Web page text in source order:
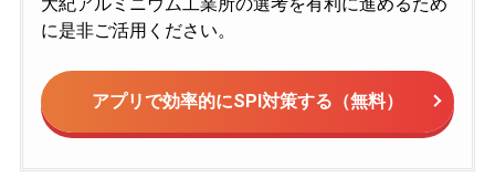
に是非ご活用ください。
アプリで効率的にSPI対策する（無料）